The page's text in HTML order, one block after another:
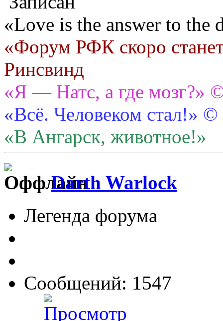
«Love is the answer to the
«Форум РФК скоро
Ринсвинд
«Я — Натс, а где мозг?»
«Всё. Человеком стал!»
«В Ангарск, животное!»
Darth Warlock
Легенда форума
Сообщений: 1547